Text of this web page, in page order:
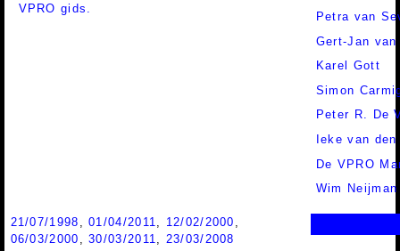
VPRO gids.
Petra van
Gert-Jan van
Karel Gott
Simon
Peter R. De
Ieke van
De VPRO
Wim Neijman
21/07/1998 ,01/04/2011, 12/02/2000 ,
06/03/2000 ,30/03/2011, 23/03/2008